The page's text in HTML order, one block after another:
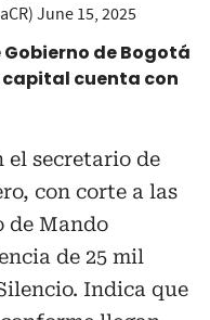
June 15, 2025
Gobierno de Bogotá
cuenta con
el secretario de
con corte a las
de Mando
de 25 mil
Indica que